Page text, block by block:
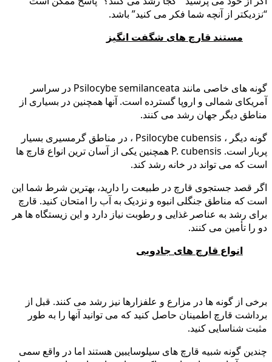
“نزدیکتر از آنچه شما فکر می کنید” باشد.
مستند قارچ های شگفت انگیز
گونه های خاصی مانند Psilocybe semilanceata در سراسر
آمریکای شمالی و اروپا گسترده است. آنها همچنین در بسیاری از
مناطق دیگر جهان رشد می کنند.
گونه دیگر ، Psilocybe cubensis ، در مناطق گرمسیری بسیار
پربار است. P. cubensis همچنین یکی از آسان ترین انواع قارچ ها
است که می تواند در خانه رشد کند.
اگر قصد جستجوی قارچ در طبیعت را دارید، بهترین شرط شما این
است که مناطق جنگلی انبوه و نزدیک به آب را امتحان کنید. قارچ
برای رشد به عناصر غذایی و رطوبت نیاز دارد و این زیستگاه ها هر
دو را تأمین می کنند.
انواع قارچ های جادویی
برخی از گونه ها در مزارع و علفزارها نیز رشد می کنند. قبل از
برداشت قارچ اطمینان حاصل کنید که می توانید آنها را به طور
مثبت شناسایی کنید.
چندین گونه شبیه قارچ های سیلوسایبین هستند اما در واقع سمی